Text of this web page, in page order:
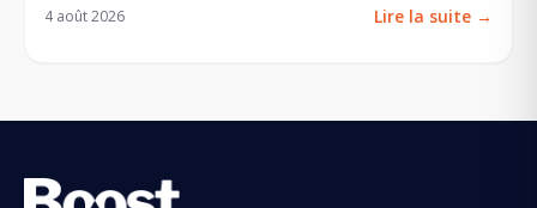
4 août 2026 Lire la suite →